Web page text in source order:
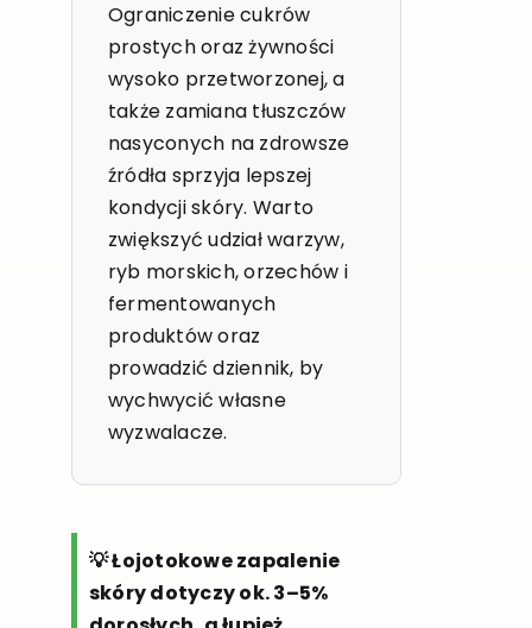
Ograniczenie cukrów
prostych oraz żywności
wysoko przetworzonej, a
także zamiana tłuszczów
nasyconych na zdrowsze
źródła sprzyja lepszej
kondycji skóry. Warto
zwiększyć udział warzyw,
ryb morskich, orzechów i
fermentowanych
produktów oraz
prowadzić dziennik, by
wychwycić własne
wyzwalacze.
💡 Łojotokowe zapalenie
skóry dotyczy ok. 3–5%